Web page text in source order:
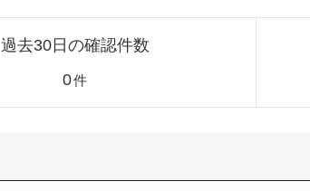
過去30日の確認件数
0件